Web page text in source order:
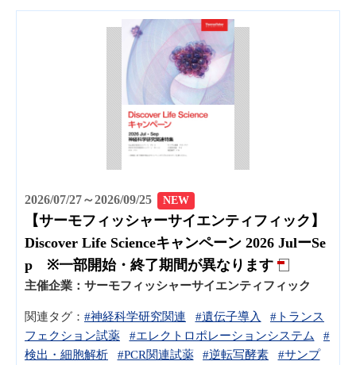
2026/07/27～2026/09/25 NEW
【サーモフィッシャーサイエンティフィック】
Discover Life Scienceキャンペーン 2026 JulーSe
p ※一部開始・終了期間が異なります
主催企業： サーモフィッシャーサイエンティフィック
関連タグ： #神経科学研究関連 #遺伝子導入
#トランス
フェクション試薬
#エレクトロポレーションシステム
#
検出・細胞解析
#PCR関連試薬 #逆転写酵素
#サンプ